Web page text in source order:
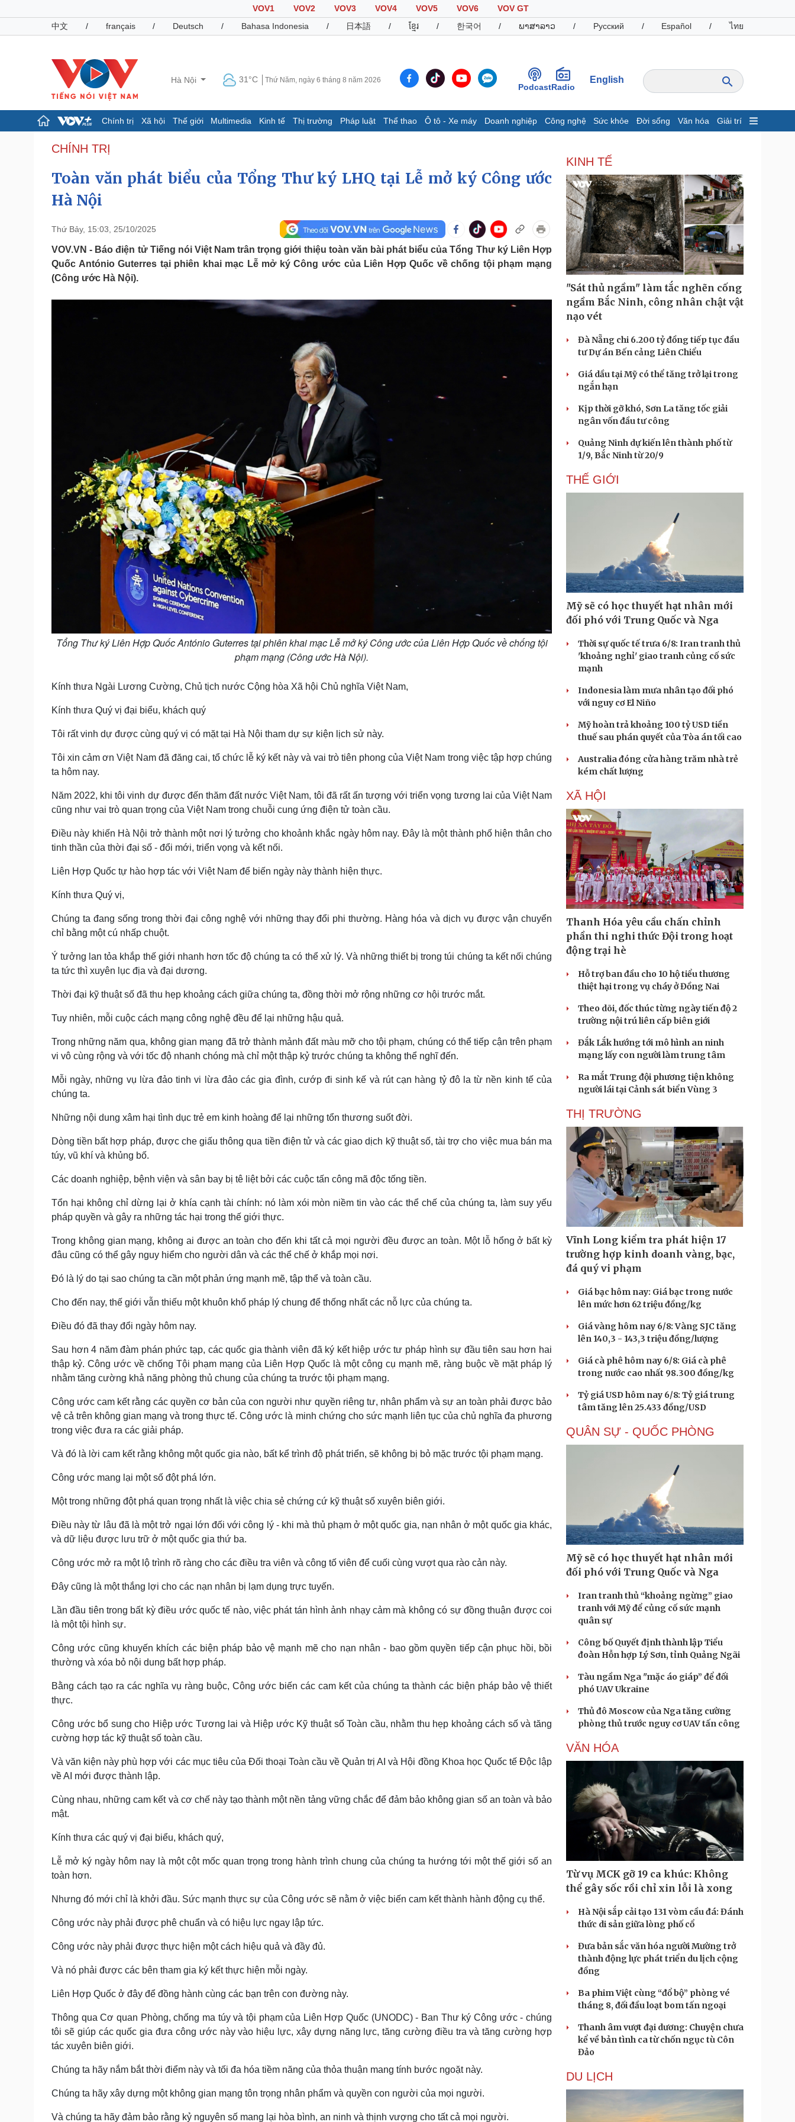
VOV1 VOV2 VOV3 VOV4 VOV5 VOV6
VOV GT
中文
/ français / Deutsch / Bahasa Indonesia / 日本語 / ខ្មែរ / 한국어 / ພາສາລາວ / Русский / Español / ไทย
Hà Nội 31°C Thứ Năm, ngày 6 tháng 8 năm 2026
PodcastRadio
English
Chính trị Xã hội Thế giới Multimedia Kinh tế Thị trường Pháp luật Thể thao Ô tô - Xe máy Doanh nghiệp Công nghệ Sức khỏe Đời sống Văn hóa Giải trí
Chính trị
Tổ chức nhân sự
Quốc hội
Nhận diện sự thật
Dự báo thời tiết
Giáo dục
Cuộc sống đó đây
Hồ sơ
Ảnh
E-Magazine
Bất động sản
Khởi nghiệp
Tiêu dùng
Tỷ giá
Chứng khoán
Giá cà phê
Pháp luật
Vụ án
Tin nóng
Tư vấn luật
Quân sự - Quốc phòng
Vũ khí
Việt Nam
Thể thao
Bóng đá
Lịch thi đấu bóng đá
Hậu trường
Ô tô - Xe máy
Ô tô
Xe máy
Doanh nghiệp
Thông tin doanh nghiệp
Doanh nghiệp 24h
Doanh nhân
Công nghệ
Sành điệu
Tin Công nghệ
Trải nghiệm
Chuyển đổi số
Sân khấu - Điện ảnh
Văn học
Âm nhạc
Di sản
Câu chuyện thời sự
Đọc truyện đêm khuya
Cửa sổ tình yêu
CHÍNH TRỊ
Toàn văn phát biểu của Tổng Thư ký LHQ tại Lễ mở ký Công ước
Hà Nội
Thứ Bảy, 15:03, 25/10/2025
VOV.VN - Báo điện tử Tiếng nói Việt Nam trân trọng giới thiệu toàn văn bài phát biểu của Tổng Thư ký Liên Hợp
Quốc António Guterres tại phiên khai mạc Lễ mở ký Công ước của Liên Hợp Quốc về chống tội phạm mạng
(Công ước Hà Nội).
Tổng Thư ký Liên Hợp Quốc António Guterres tại phiên khai mạc Lễ mở ký Công ước của Liên Hợp Quốc về chống tội
phạm mạng (Công ước Hà Nội).
Kính thưa Ngài Lương Cường, Chủ tịch nước Cộng hòa Xã hội Chủ nghĩa Việt Nam,
Kính thưa Quý vị đại biểu, khách quý
Tôi rất vinh dự được cùng quý vị có mặt tại Hà Nội tham dự sự kiện lịch sử này.
Tôi xin cảm ơn Việt Nam đã đăng cai, tổ chức lễ ký kết này và vai trò tiên phong của Việt Nam trong việc tập hợp chúng
ta hôm nay.
Năm 2022, khi tôi vinh dự được đến thăm đất nước Việt Nam, tôi đã rất ấn tượng với triển vọng tương lai của Việt Nam
cũng như vai trò quan trọng của Việt Nam trong chuỗi cung ứng điện tử toàn cầu.
Điều này khiến Hà Nội trở thành một nơi lý tưởng cho khoảnh khắc ngày hôm nay. Đây là một thành phố hiện thân cho
tinh thần của thời đại số - đổi mới, triển vọng và kết nối.
Liên Hợp Quốc tự hào hợp tác với Việt Nam để biến ngày này thành hiện thực.
Kính thưa Quý vị,
Chúng ta đang sống trong thời đại công nghệ với những thay đổi phi thường. Hàng hóa và dịch vụ được vận chuyển
chỉ bằng một cú nhấp chuột.
Ý tưởng lan tỏa khắp thế giới nhanh hơn tốc độ chúng ta có thể xử lý. Và những thiết bị trong túi chúng ta kết nối chúng
ta tức thì xuyên lục địa và đại dương.
Thời đại kỹ thuật số đã thu hẹp khoảng cách giữa chúng ta, đồng thời mở rộng những cơ hội trước mắt.
Tuy nhiên, mỗi cuộc cách mạng công nghệ đều để lại những hậu quả.
Trong những năm qua, không gian mạng đã trở thành mảnh đất màu mỡ cho tội phạm, chúng có thể tiếp cận trên phạm
vi vô cùng rộng và với tốc độ nhanh chóng mà chỉ một thập kỷ trước chúng ta không thể nghĩ đến.
Mỗi ngày, những vụ lừa đảo tinh vi lừa đảo các gia đình, cướp đi sinh kế và rút cạn hàng tỷ đô la từ nền kinh tế của
chúng ta.
Những nội dung xâm hại tình dục trẻ em kinh hoàng để lại những tổn thương suốt đời.
Dòng tiền bất hợp pháp, được che giấu thông qua tiền điện tử và các giao dịch kỹ thuật số, tài trợ cho việc mua bán ma
túy, vũ khí và khủng bố.
Các doanh nghiệp, bệnh viện và sân bay bị tê liệt bởi các cuộc tấn công mã độc tống tiền.
Tổn hại không chỉ dừng lại ở khía cạnh tài chính: nó làm xói mòn niềm tin vào các thể chế của chúng ta, làm suy yếu
pháp quyền và gây ra những tác hại trong thế giới thực.
Trong không gian mạng, không ai được an toàn cho đến khi tất cả mọi người đều được an toàn. Một lỗ hổng ở bất kỳ
đâu cũng có thể gây nguy hiểm cho người dân và các thể chế ở khắp mọi nơi.
Đó là lý do tại sao chúng ta cần một phản ứng mạnh mẽ, tập thể và toàn cầu.
Cho đến nay, thế giới vẫn thiếu một khuôn khổ pháp lý chung để thống nhất các nỗ lực của chúng ta.
Điều đó đã thay đổi ngày hôm nay.
Sau hơn 4 năm đàm phán phức tạp, các quốc gia thành viên đã ký kết hiệp ước tư pháp hình sự đầu tiên sau hơn hai
thập kỷ. Công ước về chống Tội phạm mạng của Liên Hợp Quốc là một công cụ mạnh mẽ, ràng buộc về mặt pháp lý
nhằm tăng cường khả năng phòng thủ chung của chúng ta trước tội phạm mạng.
Công ước cam kết rằng các quyền cơ bản của con người như quyền riêng tư, nhân phẩm và sự an toàn phải được bảo
vệ cả trên không gian mạng và trong thực tế. Công ước là minh chứng cho sức mạnh liên tục của chủ nghĩa đa phương
trong việc đưa ra các giải pháp.
Và đó là lời cam kết rằng không một quốc gia nào, bất kể trình độ phát triển, sẽ không bị bỏ mặc trước tội phạm mạng.
Công ước mang lại một số đột phá lớn.
Một trong những đột phá quan trọng nhất là việc chia sẻ chứng cứ kỹ thuật số xuyên biên giới.
Điều này từ lâu đã là một trở ngại lớn đối với công lý - khi mà thủ phạm ở một quốc gia, nạn nhân ở một quốc gia khác,
và dữ liệu được lưu trữ ở một quốc gia thứ ba.
Công ước mở ra một lộ trình rõ ràng cho các điều tra viên và công tố viên để cuối cùng vượt qua rào cản này.
Đây cũng là một thắng lợi cho các nạn nhân bị lạm dụng trực tuyến.
Lần đầu tiên trong bất kỳ điều ước quốc tế nào, việc phát tán hình ảnh nhạy cảm mà không có sự đồng thuận được coi
là một tội hình sự.
Công ước cũng khuyến khích các biện pháp bảo vệ mạnh mẽ cho nạn nhân - bao gồm quyền tiếp cận phục hồi, bồi
thường và xóa bỏ nội dung bất hợp pháp.
Bằng cách tạo ra các nghĩa vụ ràng buộc, Công ước biến các cam kết của chúng ta thành các biện pháp bảo vệ thiết
thực.
Công ước bổ sung cho Hiệp ước Tương lai và Hiệp ước Kỹ thuật số Toàn cầu, nhằm thu hẹp khoảng cách số và tăng
cường hợp tác kỹ thuật số toàn cầu.
Và văn kiện này phù hợp với các mục tiêu của Đối thoại Toàn cầu về Quản trị AI và Hội đồng Khoa học Quốc tế Độc lập
về AI mới được thành lập.
Cùng nhau, những cam kết và cơ chế này tạo thành một nền tảng vững chắc để đảm bảo không gian số an toàn và bảo
mật.
Kính thưa các quý vị đại biểu, khách quý,
Lễ mở ký ngày hôm nay là một cột mốc quan trọng trong hành trình chung của chúng ta hướng tới một thế giới số an
toàn hơn.
Nhưng đó mới chỉ là khởi đầu. Sức mạnh thực sự của Công ước sẽ nằm ở việc biến cam kết thành hành động cụ thể.
Công ước này phải được phê chuẩn và có hiệu lực ngay lập tức.
Công ước này phải được thực hiện một cách hiệu quả và đầy đủ.
Và nó phải được các bên tham gia ký kết thực hiện mỗi ngày.
Liên Hợp Quốc ở đây để đồng hành cùng các bạn trên con đường này.
Thông qua Cơ quan Phòng, chống ma túy và tội phạm của Liên Hợp Quốc (UNODC) - Ban Thư ký Công ước - chúng
tôi sẽ giúp các quốc gia đưa công ước này vào hiệu lực, xây dựng năng lực, tăng cường điều tra và tăng cường hợp
tác xuyên biên giới.
Chúng ta hãy nắm bắt thời điểm này và tối đa hóa tiềm năng của thỏa thuận mang tính bước ngoặt này.
Chúng ta hãy xây dựng một không gian mạng tôn trọng nhân phẩm và quyền con người của mọi người.
Và chúng ta hãy đảm bảo rằng kỷ nguyên số mang lại hòa bình, an ninh và thịnh vượng cho tất cả mọi người.
KINH TẾ
"Sát thủ ngầm" làm tắc nghẽn cống
ngầm Bắc Ninh, công nhân chật vật
nạo vét
Đà Nẵng chi 6.200 tỷ đồng tiếp tục đầu
tư Dự án Bến cảng Liên Chiểu
Giá dầu tại Mỹ có thể tăng trở lại trong
ngắn hạn
Kịp thời gỡ khó, Sơn La tăng tốc giải
ngân vốn đầu tư công
Quảng Ninh dự kiến lên thành phố từ
1/9, Bắc Ninh từ 20/9
THẾ GIỚI
Mỹ sẽ có học thuyết hạt nhân mới
đối phó với Trung Quốc và Nga
Thời sự quốc tế trưa 6/8: Iran tranh thủ
'khoảng nghỉ' giao tranh củng cố sức
mạnh
Indonesia làm mưa nhân tạo đối phó
với nguy cơ El Niño
Mỹ hoàn trả khoảng 100 tỷ USD tiền
thuế sau phán quyết của Tòa án tối cao
Australia đóng cửa hàng trăm nhà trẻ
kém chất lượng
XÃ HỘI
Thanh Hóa yêu cầu chấn chỉnh
phần thi nghi thức Đội trong hoạt
động trại hè
Hỗ trợ ban đầu cho 10 hộ tiểu thương
thiệt hại trong vụ cháy ở Đồng Nai
Theo dõi, đốc thúc từng ngày tiến độ 2
trường nội trú liên cấp biên giới
Đắk Lắk hướng tới mô hình an ninh
mạng lấy con người làm trung tâm
Ra mắt Trung đội phương tiện không
người lái tại Cảnh sát biển Vùng 3
THỊ TRƯỜNG
Vĩnh Long kiểm tra phát hiện 17
trường hợp kinh doanh vàng, bạc,
đá quý vi phạm
Giá bạc hôm nay: Giá bạc trong nước
lên mức hơn 62 triệu đồng/kg
Giá vàng hôm nay 6/8: Vàng SJC tăng
lên 140,3 - 143,3 triệu đồng/lượng
Giá cà phê hôm nay 6/8: Giá cà phê
trong nước cao nhất 98.300 đồng/kg
Tỷ giá USD hôm nay 6/8: Tỷ giá trung
tâm tăng lên 25.433 đồng/USD
QUÂN SỰ - QUỐC PHÒNG
Mỹ sẽ có học thuyết hạt nhân mới
đối phó với Trung Quốc và Nga
Iran tranh thủ “khoảng ngừng” giao
tranh với Mỹ để củng cố sức mạnh
quân sự
Công bố Quyết định thành lập Tiểu
đoàn Hỗn hợp Lý Sơn, tỉnh Quảng Ngãi
Tàu ngầm Nga "mặc áo giáp” để đối
phó UAV Ukraine
Thủ đô Moscow của Nga tăng cường
phòng thủ trước nguy cơ UAV tấn công
VĂN HÓA
Từ vụ MCK gỡ 19 ca khúc: Không
thể gây sốc rồi chỉ xin lỗi là xong
Hà Nội sắp cải tạo 131 vòm cầu đá: Đánh
thức di sản giữa lòng phố cổ
Đưa bản sắc văn hóa người Mường trở
thành động lực phát triển du lịch cộng
đồng
Ba phim Việt cùng “đổ bộ” phòng vé
tháng 8, đối đầu loạt bom tấn ngoại
Thanh âm vượt đại dương: Chuyện chưa
kể về bản tình ca từ chốn ngục tù Côn
Đảo
DU LỊCH